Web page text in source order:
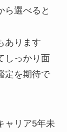
ら選べると
あります
しっかり面
定を期待で
ャリア5年未